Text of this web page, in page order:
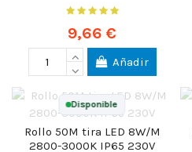
9,66 €
Añadir
Disponible
Rollo 50M tira LED 8W/M
2800-3000K IP65 230V